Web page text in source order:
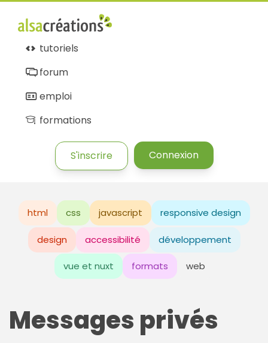
tutoriels
forum
emploi
formations
S'inscrire Connexion
html css javascript responsive design
design accessibilité développement
vue et nuxt formats web
Messages privés